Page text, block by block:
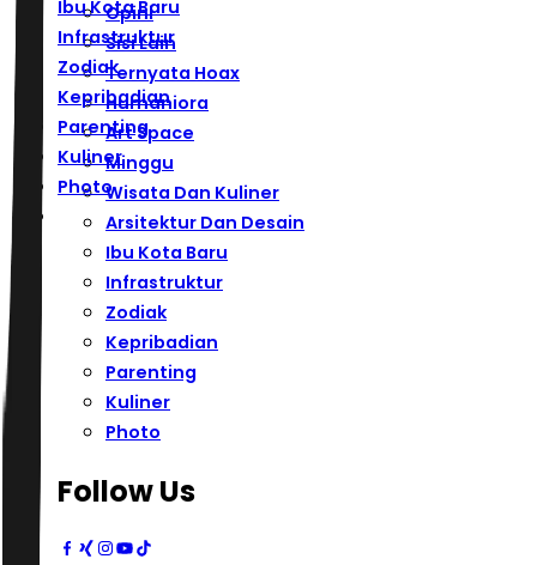
Ibu Kota Baru
Infrastruktur
Zodiak
Kepribadian
Parenting
Kuliner
Photo
Opini
Sisi Lain
Ternyata Hoax
Humaniora
Art Space
Minggu
Wisata Dan Kuliner
Arsitektur Dan Desain
Ibu Kota Baru
Infrastruktur
Zodiak
Kepribadian
Parenting
Kuliner
Photo
Follow Us